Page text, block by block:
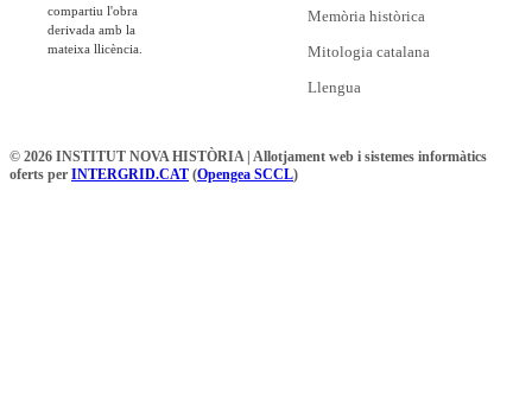
compartiu l'obra
derivada amb la
mateixa llicència.
Memòria històrica
Mitologia catalana
Llengua
© 2026 INSTITUT NOVA HISTÒRIA | Allotjament web i sistemes informàtics
oferts per INTERGRID.CAT (Opengea SCCL)